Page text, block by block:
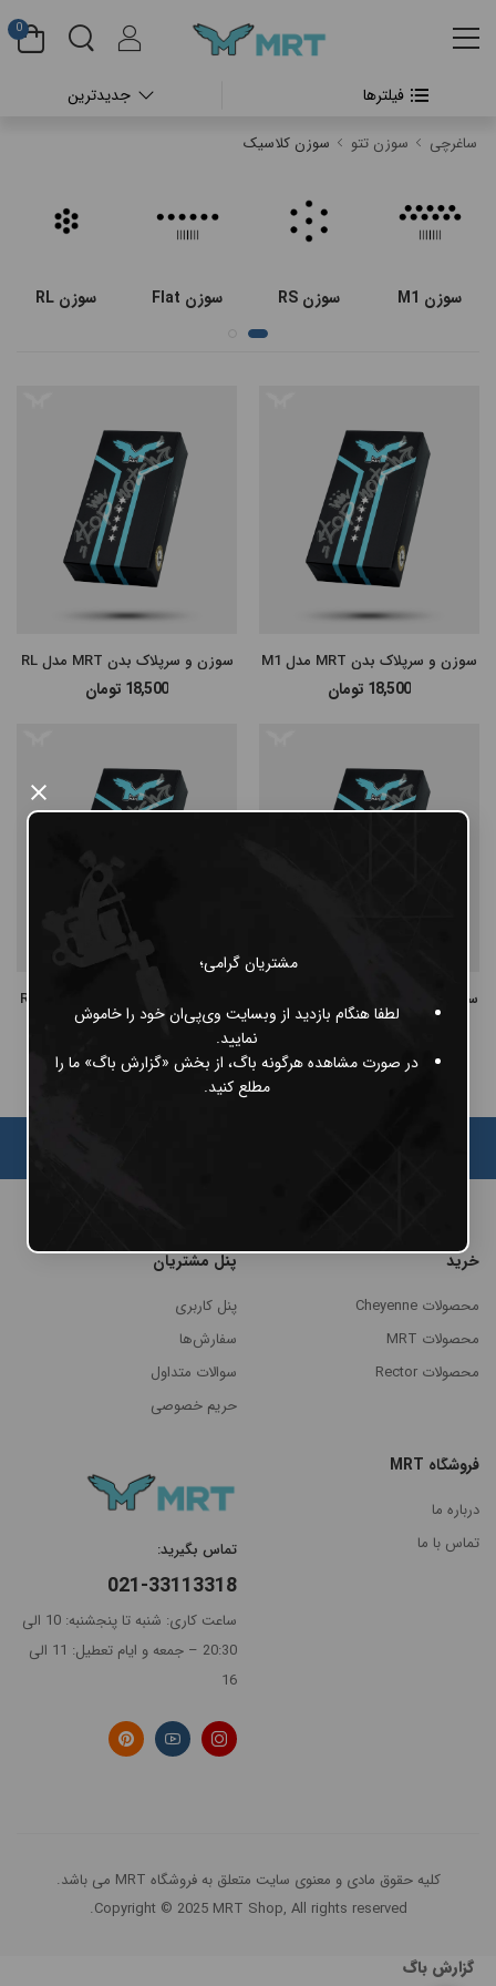
مشتریان گرامی؛
لطفا هنگام بازدید از وبسایت وی‌پی‌ان خود را خاموش
نمایید.
در صورت مشاهده هرگونه باگ، از بخش «گزارش باگ» ما را
مطلع کنید.
×
#بدون دسته بندی
#پن شارژی تتو
#پن شارژی INKIN
#پن شارژی RECTOR
#سایر پن‌های شارژی
0
ساغرچی سوزن تتو سوزن کلاسیک
سوزن M1 سوزن RS سوزن Flat سوزن RL
فیلترها جدیدترین
مرتب
سازی
بر
اساس
×
جدیدترین
سوزن و سرپلاک بدن MRT مدل M1
18,500 تومان
سوزن و سرپلاک بدن MRT مدل RL
18,500 تومان
سوزن و سرپلاک بدن MRT مدل RM
تومان 18,500 تومان
خرید
محصولات Cheyenne
محصولات MRT
محصولات Rector
پنل مشتریان
پنل کاربری
سفارش‌ها
سوالات متداول
حریم خصوصی
فروشگاه MRT
درباره ما
تماس با ما
تماس بگیرید:
021-33113318
ساعت کاری: شنبه تا پنجشنبه: 10 الی
20:30 – جمعه و ایام تعطیل: 11 الی
16
کلیه حقوق مادی و معنوی سایت متعلق به فروشگاه MRT می باشد.
Copyright © 2025 MRT Shop, All rights reserved.
گزارش باگ